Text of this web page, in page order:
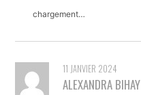
chargement…
11 JANVIER 2024
ALEXANDRA BIHAY